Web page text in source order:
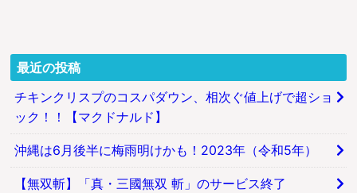
最近の投稿
チキンクリスプのコスパダウン、相次ぐ値上げで超ショ
ック！！【マクドナルド】
沖縄は6月後半に梅雨明けかも！2023年（令和5年）
【無双斬】「真・三國無双 斬」のサービス終了